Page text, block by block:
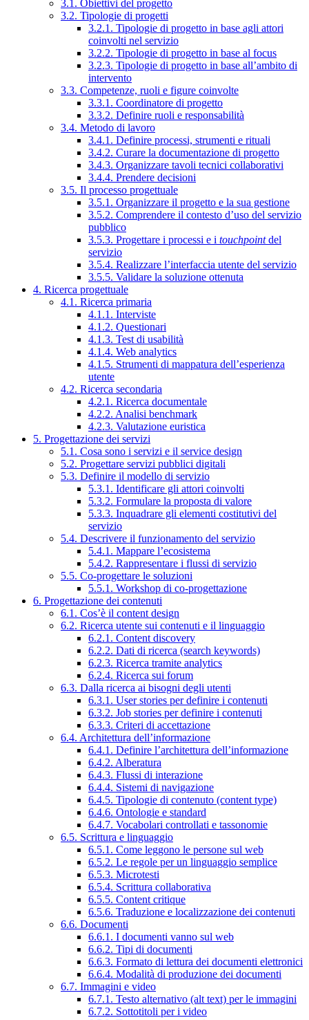
3.1. Obiettivi del progetto
3.2. Tipologie di progetti
3.2.1. Tipologie di progetto in base agli attori
coinvolti nel servizio
3.2.2. Tipologie di progetto in base al focus
3.2.3. Tipologie di progetto in base all’ambito di
intervento
3.3. Competenze, ruoli e figure coinvolte
3.3.1. Coordinatore di progetto
3.3.2. Definire ruoli e responsabilità
3.4. Metodo di lavoro
3.4.1. Definire processi, strumenti e rituali
3.4.2. Curare la documentazione di progetto
3.4.3. Organizzare tavoli tecnici collaborativi
3.4.4. Prendere decisioni
3.5. Il processo progettuale
3.5.1. Organizzare il progetto e la sua gestione
3.5.2. Comprendere il contesto d’uso del servizio
pubblico
3.5.3. Progettare i processi e i touchpointdel
servizio
3.5.4. Realizzare l’interfaccia utente del servizio
3.5.5. Validare la soluzione ottenuta
4. Ricerca progettuale
4.1. Ricerca primaria
4.1.1. Interviste
4.1.2. Questionari
4.1.3. Test di usabilità
4.1.4. Web analytics
4.1.5. Strumenti di mappatura dell’esperienza
utente
4.2. Ricerca secondaria
4.2.1. Ricerca documentale
4.2.2. Analisi benchmark
4.2.3. Valutazione euristica
5. Progettazione dei servizi
5.1. Cosa sono i servizi e il service design
5.2. Progettare servizi pubblici digitali
5.3. Definire il modello di servizio
5.3.1. Identificare gli attori coinvolti
5.3.2. Formulare la proposta di valore
5.3.3. Inquadrare gli elementi costitutivi del
servizio
5.4. Descrivere il funzionamento del servizio
5.4.1. Mappare l’ecosistema
5.4.2. Rappresentare i flussi di servizio
5.5. Co-progettare le soluzioni
5.5.1. Workshop di co-progettazione
6. Progettazione dei contenuti
6.1. Cos’è il content design
6.2. Ricerca utente sui contenuti e il linguaggio
6.2.1. Content discovery
6.2.2. Dati di ricerca (search keywords)
6.2.3. Ricerca tramite analytics
6.2.4. Ricerca sui forum
6.3. Dalla ricerca ai bisogni degli utenti
6.3.1. User stories per definire i contenuti
6.3.2. Job stories per definire i contenuti
6.3.3. Criteri di accettazione
6.4. Architettura dell’informazione
6.4.1. Definire l’architettura dell’informazione
6.4.2. Alberatura
6.4.3. Flussi di interazione
6.4.4. Sistemi di navigazione
6.4.5. Tipologie di contenuto (content type)
6.4.6. Ontologie e standard
6.4.7. Vocabolari controllati e tassonomie
6.5. Scrittura e linguaggio
6.5.1. Come leggono le persone sul web
6.5.2. Le regole per un linguaggio semplice
6.5.3. Microtesti
6.5.4. Scrittura collaborativa
6.5.5. Content critique
6.5.6. Traduzione e localizzazione dei contenuti
6.6. Documenti
6.6.1. I documenti vanno sul web
6.6.2. Tipi di documenti
6.6.3. Formato di lettura dei documenti elettronici
6.6.4. Modalità di produzione dei documenti
6.7. Immagini e video
6.7.1. Testo alternativo (alt text) per le immagini
6.7.2. Sottotitoli per i video